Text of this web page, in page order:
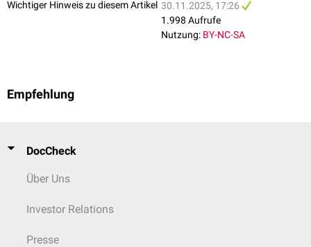
Wichtiger Hinweis zu diesem Artikel 30.11.2025, 17:26
1.998 Aufrufe
Nutzung: BY-NC-SA
Empfehlung
DocCheck
Über Uns
Investor Relations
Presse